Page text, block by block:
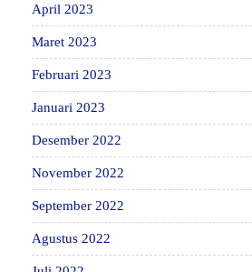
April 2023
Maret 2023
Februari 2023
Januari 2023
Desember 2022
November 2022
September 2022
Agustus 2022